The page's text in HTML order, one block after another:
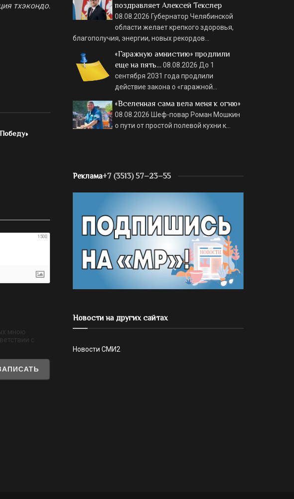
тхэкондо.
1500
мною
с
поздравляет Алексей Текслер
08.08.2026 Губернатор Челябинской
области желает крепкого здоровья,
благополучия, энергии, новых рекордов…
«Гаражную амнистию» продлили
еще на пять…08.08.2026 До 1
сентября 2031 года продлили
действие закона о «гаражной…
«Вселенная сама вела меня к огню»
08.08.2026 Шеф-повар Роман Мошкин
о пути от простой полевой кухни к…
Реклама+7 (3513) 57–23–55
Новости на других сайтах
Новости СМИ2